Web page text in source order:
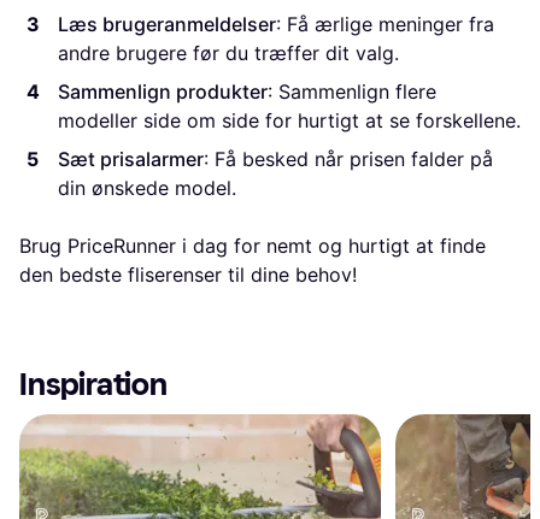
Læs brugeranmeldelser: Få ærlige meninger fra
andre brugere før du træffer dit valg.
Sammenlign produkter: Sammenlign flere
modeller side om side for hurtigt at se forskellene.
Sæt prisalarmer: Få besked når prisen falder på
din ønskede model.
Brug PriceRunner i dag for nemt og hurtigt at finde
den bedste fliserenser til dine behov!
Inspiration